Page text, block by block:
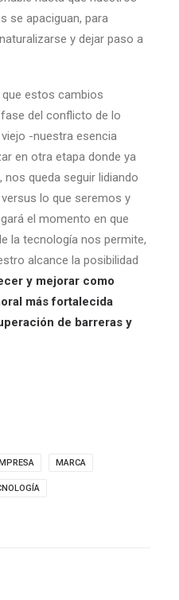
se apaciguan, para
y dejar paso a
estos cambios
del conflicto de lo
-nuestra esencia
en otra etapa donde ya
nos queda seguir lidiando
lo que seremos y
el momento en que
la tecnología nos permite,
alcance la posibilidad
y mejorar como
más fortalecida
de barreras y
MARCA